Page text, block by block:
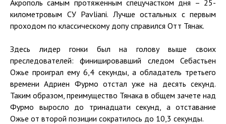
Акрополь самым протяженным спецучастком дня – 25-
километровым СУ Pavliani. Лучше остальных с первым
проходом по классическому допу справился Отт Тянак.
Здесь лидер гонки был на голову выше своих
преследователей: финишировавший следом Себастьен
Ожье проиграл ему 6,4 секунды, а обладатель третьего
времени Адриен Фурмо отстал уже на десять секунд.
Таким образом, преимущество Тянака в общем зачете над
Фурмо выросло до тринадцати секунд, а отставание
Ожье от второй позиции сократилось до 10,3 секунды.